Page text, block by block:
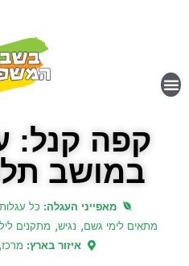
קפה קנל:
במושב
מאפייני העגלה: כל
מתאים לימי גשם, נגיש, מתקנים
איזור בארץ: מרכז,